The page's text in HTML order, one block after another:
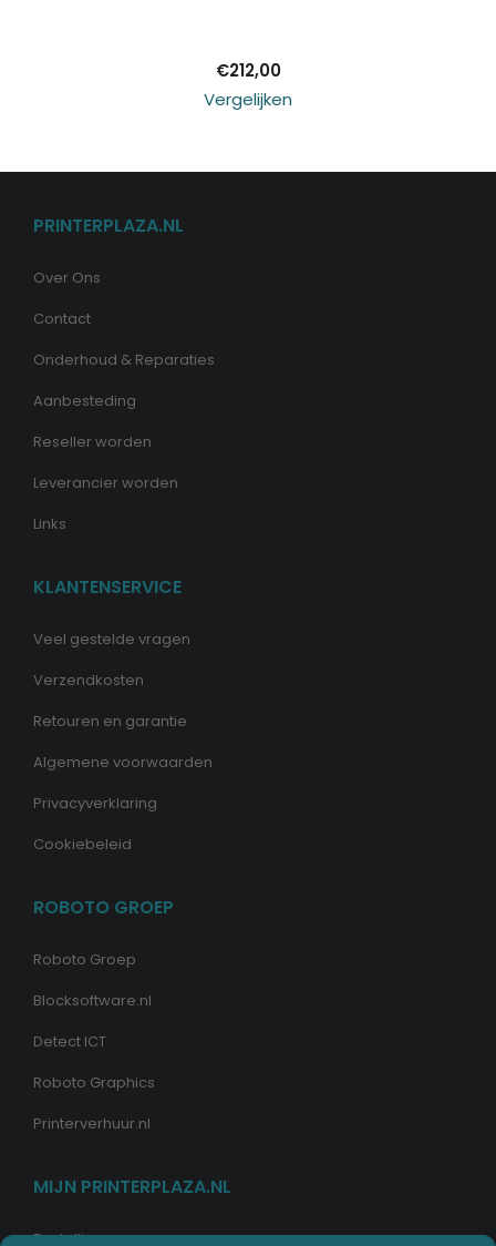
€212,00
Vergelijken
PRINTERPLAZA.NL
Over Ons
Contact
Onderhoud & Reparaties
Aanbesteding
Reseller worden
Leverancier worden
Links
KLANTENSERVICE
Veel gestelde vragen
Verzendkosten
Retouren en garantie
Algemene voorwaarden
Privacyverklaring
Cookiebeleid
ROBOTO GROEP
Roboto Groep
Blocksoftware.nl
Detect ICT
Roboto Graphics
Printerverhuur.nl
MIJN PRINTERPLAZA.NL
Bestellingen